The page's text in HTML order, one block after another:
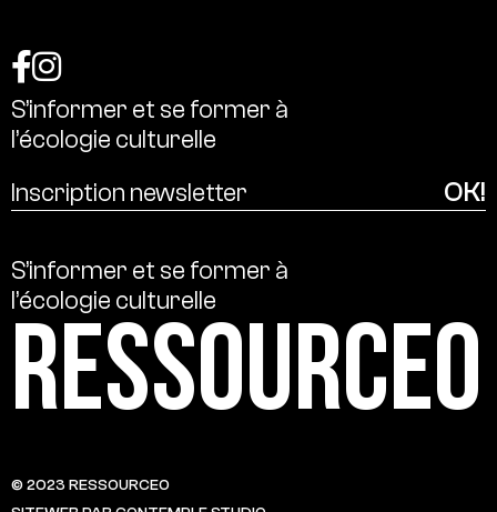
S’informer et se former à
l’écologie culturelle
S’informer et se former à
l’écologie culturelle
Ressource0
© 2023 RESSOURCE0